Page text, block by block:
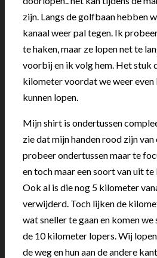
zijn. Langs de golfbaan hebben
kanaal weer pal tegen. Ik
te haken, maar ze lopen net te
voorbij en ik volg hem. Het stuk
kilometer voordat we weer even
kunnen lopen.
Mijn shirt is ondertussen
zie dat mijn handen rood zijn
probeer ondertussen maar te
en toch maar een soort van uit te
Ook al is die nog 5 kilometer
verwijderd. Toch lijken de
wat sneller te gaan en komen we
de 10 kilometer lopers. Wij
de weg en hun aan de andere